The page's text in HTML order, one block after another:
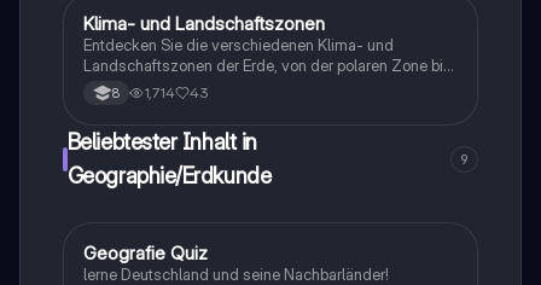
klimatischen Bedingungen. Ideal für Schüler und
Studierende, die sich auf Geografieprüfungen
vorbereiten.
Geographie/Erdkunde
Klima- und Landschaftszonen
Entdecken Sie die verschiedenen Klima- und
Landschaftszonen der Erde, von der polaren Zone bis
zu den tropischen Regenwäldern. Diese Übersicht
behandelt Temperaturbereiche, Vegetationstypen und
Laub- und Mischwälder sowie Savannen. Ideal für
Geografie-Studierende und Umweltinteressierte.
8 1,714 43
Beliebtester Inhalt in
Geographie/Erdkunde
9
GGeographie/Erdkunde
Geografie Quiz
lerne Deutschland und seine Nachbarländer!